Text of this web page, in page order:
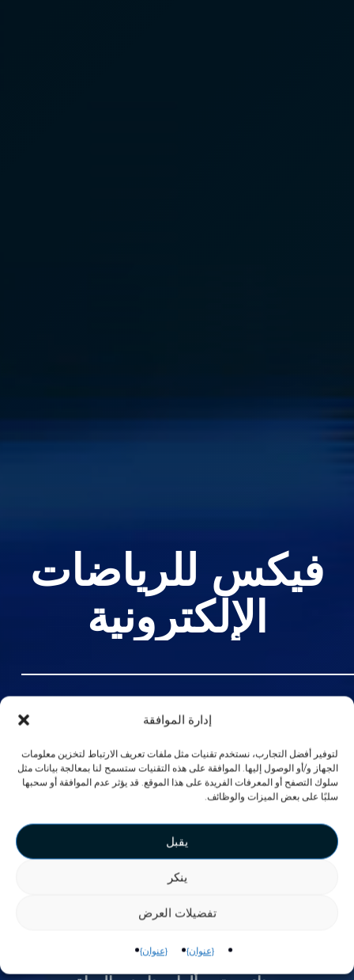
إدارة الموافقة
لتوفير أفضل التجارب، نستخدم تقنيات مثل ملفات تعريف الارتباط لتخزين معلومات
الجهاز و/أو الوصول إليها. الموافقة على هذه التقنيات ستسمح لنا بمعالجة بيانات مثل
سلوك التصفح أو المعرفات الفريدة على هذا الموقع. قد يؤثر عدم الموافقة أو سحبها
سلبًا على بعض الميزات والوظائف.
يقبل
ينكر
تفضيلات العرض
{عنوان} {عنوان}
فيكس للرياضات
الإلكترونية
إعادة تعريف إمكانية إعادة
التشغيل
مسابقات عالمية بجوائز مجزية، مما
يؤدي إلى تكرار اللعب وتعزيز
يمكن للمراكز أيضًا إنشاء مسابقات
محلية، باستخدام نظام الرعاية للجوائز